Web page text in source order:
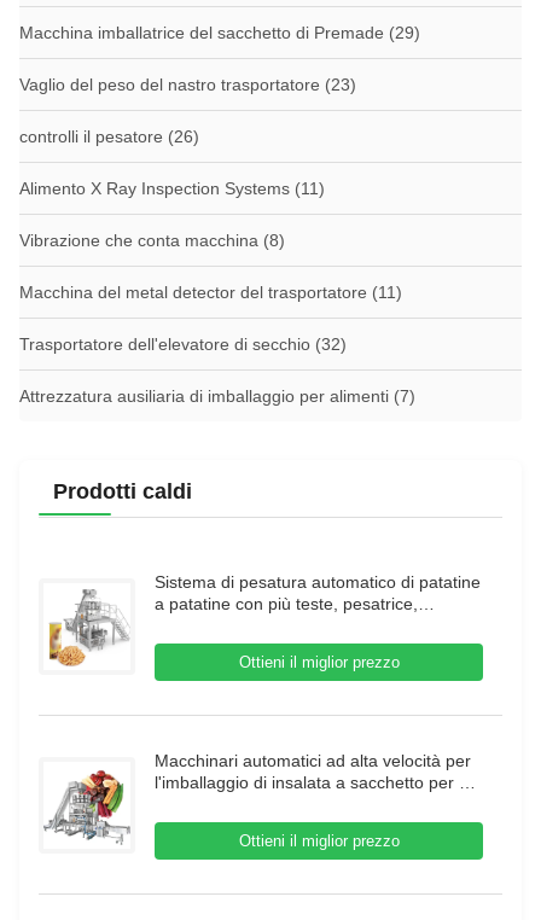
Macchina imballatrice del sacchetto di Premade (29)
Vaglio del peso del nastro trasportatore (23)
controlli il pesatore (26)
Alimento X Ray Inspection Systems (11)
Vibrazione che conta macchina (8)
Macchina del metal detector del trasportatore (11)
Trasportatore dell'elevatore di secchio (32)
Attrezzatura ausiliaria di imballaggio per alimenti (7)
Prodotti caldi
Sistema di pesatura automatico di patatine
a patatine con più teste, pesatrice,
confezionatrice di granuli alimentari
Ottieni il miglior prezzo
Macchinari automatici ad alta velocità per
l'imballaggio di insalata a sacchetto per 14
secca più pesante
Ottieni il miglior prezzo